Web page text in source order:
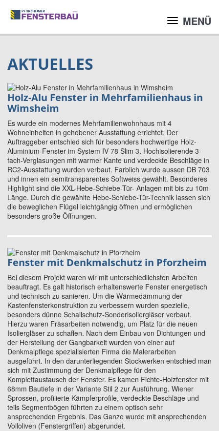
MENÜ
AKTUELLES
Holz-Alu Fenster in Mehrfamilienhaus in
Wimsheim
Es wurde ein modernes Mehrfamilienwohnhaus mit 4
Wohneinheiten in gehobener Ausstattung errichtet. Der
Auftraggeber entschied sich für besonders hochwertige Holz-
Aluminium-Fenster im System IV 78 Slim 3. Hochisolierende 3-
fach-Verglasungen mit warmer Kante und verdeckte Beschläge in
RC2-Ausstattung wurden verbaut. Farblich wurde aussen DB 703
und innen ein semitransparentes Softweiss gewählt. Besonderes
Highlight sind die XXL-Hebe-Schiebe-Tür- Anlagen mit bis zu 10m
Länge. Durch die gewählte Hebe-Schiebe-Tür-Technik lassen sich
die beweglichen Flügel leichtgängig öffnen und ermöglichen
besonders große Öffnungen.
Fenster mit Denkmalschutz in Pforzheim
Bei diesem Projekt waren wir mit unterschiedlichsten Arbeiten
beauftragt. Es galt historisch erhaltenswerte Fenster energetisch
und technisch zu sanieren. Um die Wärmedämmung der
Kastenfensterkonstruktion zu verbessern wurden spezielle,
besonders dünne Schallschutz-Sonderisoliergläser verbaut.
Hierzu waren Fräsarbeiten notwendig, um Platz für die neuen
Isoliergläser zu schaffen. Nach dem Einbau von Dichtungen und
der Herstellung der Gangbarkeit wurden von einer auf
Denkmalpflege spezialisierten Firma die Malerarbeiten
ausgeführt. In den darunterliegenden Stockwerken entschied man
sich mit Zustimmung der Denkmalpflege für den
Komplettaustausch der Fenster. Es kamen Fichte-Holzfenster mit
68mm Bautiefe in der Variante Stil 2 zur Ausführung. Wiener
Sprossen, profilierte Kämpferprofile, verdeckte Beschläge und
teils Segmentbögen führten zu einem optisch sehr
ansprechenden Ergebnis. Das Ganze wurde mit ansprechenden
Volloliven (Fenstergriffen) abgerundet.